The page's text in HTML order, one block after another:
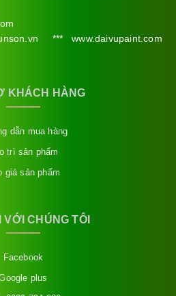
*** www.daivupaint.com
KHÁCH HÀNG
dẫn mua hàng
trì sản phẩm
giá sản phẩm
VỚI CHÚNG TÔI
Facebook
plus